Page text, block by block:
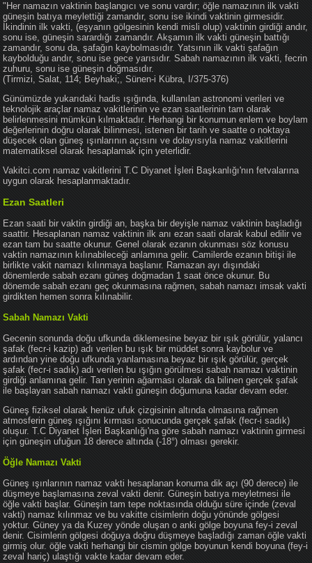
"Her namazın vaktinin başlangıcı ve sonu vardır; öğle namazının ilk vakti
güneşin batıya meylettiği zamandır, sonu ise ikindi vaktinin girmesidir.
İkindinin ilk vakti, (eşyanın gölgesinin kendi misli olup) vaktinin girdiği andır,
sonu ise, güneşin sarardığı zamandır. Akşamın ilk vakti güneşin battığı
zamandır, sonu da, şafağın kaybolmasıdır. Yatsının ilk vakti şafağın
kaybolduğu andır, sonu ise gece yarısıdır. Sabah namazının ilk vakti, fecrin
zuhuru, sonu ise güneşin doğmasıdır.
(Tirmizi, Salat, 114; Beyhaki;, Sünen-i Kübra, I/375-376)
Günümüzde yukarıdaki hadis ışığında, kullanılan astronomi verileri ve
teknolojik araçlar namaz vakitlerinin ve ezan saatlerinin tam olarak
belirlenmesini mümkün kılmaktadır. Herhangi bir konumun enlem ve boylam
değerlerinin doğru olarak bilinmesi, istenen bir tarih ve saatte o noktaya
düşecek olan güneş ışınlarının açısını ve dolayısıyla namaz vakitlerini
matematiksel olarak hesaplamak için yeterlidir.
Vakitci.com namaz vakitlerini T.C Diyanet İşleri Başkanlığı'nın fetvalarına
uygun olarak hesaplanmaktadır.
Ezan Saatleri
Ezan saati bir vaktin girdiği an, başka bir deyişle namaz vaktinin başladığı
saattir. Hesaplanan namaz vaktinin ilk anı ezan saati olarak kabul edilir ve
ezan tam bu saatte okunur. Genel olarak ezanın okunması söz konusu
vaktin namazının kılınabileceği anlamına gelir. Camilerde ezanın bitişi ile
birlikte vakit namazı kılınmaya başlanır. Ramazan ayı dışındaki
dönemlerde sabah ezanı güneş doğmadan 1 saat önce okunur. Bu
dönemde sabah ezanı geç okunmasına rağmen, sabah namazı imsak vakti
girdikten hemen sonra kılınabilir.
Sabah Namazı Vakti
Gecenin sonunda doğu ufkunda diklemesine beyaz bir ışık görülür, yalancı
şafak (fecr-i kazip) adı verilen bu ışık bir müddet sonra kaybolur ve
ardından yine doğu ufkunda yanlamasına beyaz bir ışık görülür, gerçek
şafak (fecr-i sadık) adı verilen bu ışığın görülmesi sabah namazı vaktinin
girdiği anlamına gelir. Tan yerinin ağarması olarak da bilinen gerçek şafak
ile başlayan sabah namazı vakti güneşin doğumuna kadar devam eder.
Güneş fiziksel olarak henüz ufuk çizgisinin altında olmasına rağmen
atmosferin güneş ışığını kırması sonucunda gerçek şafak (fecr-i sadık)
oluşur. T.C Diyanet İşleri Başkanlığı'na göre sabah namazı vaktinin girmesi
için güneşin ufuğun 18 derece altında (-18°) olması gerekir.
Öğle Namazı Vakti
Güneş ışınlarının namaz vakti hesaplanan konuma dik açı (90 derece) ile
düşmeye başlamasına zeval vakti denir. Güneşin batıya meyletmesi ile
öğle vakti başlar. Güneşin tam tepe noktasında olduğu süre içinde (zeval
vakti) namaz kılınmaz ve bu vakitte cisimlerin doğu yönünde gölgesi
yoktur. Güney ya da Kuzey yönde oluşan o anki gölge boyuna fey-i zeval
denir. Cisimlerin gölgesi doğuya doğru düşmeye başladığı zaman öğle vakti
girmiş olur. öğle vakti herhangi bir cismin gölge boyunun kendi boyuna (fey-i
zeval hariç) ulaştığı vakte kadar devam eder.